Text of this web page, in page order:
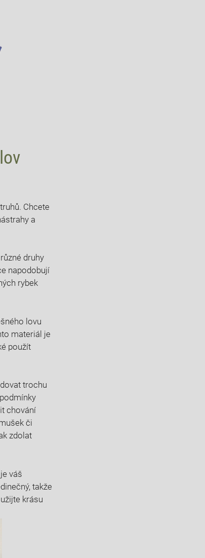
Chcete
a
druhy
napodobují
rybek
lovu
materiál je
použít
trochu
chování
či
zdolat
váš
takže
krásu